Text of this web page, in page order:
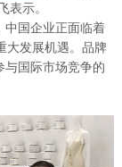
表示。
国企业正面临着
大发展机遇。品牌
国际市场竞争的